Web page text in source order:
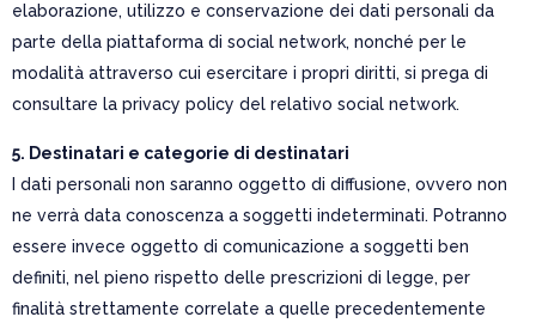
elaborazione, utilizzo e conservazione dei dati personali da
parte della piattaforma di social network, nonché per le
modalità attraverso cui esercitare i propri diritti, si prega di
consultare la privacy policy del relativo social network.
5. Destinatari e categorie di destinatari
I dati personali non saranno oggetto di diffusione, ovvero non
ne verrà data conoscenza a soggetti indeterminati. Potranno
essere invece oggetto di comunicazione a soggetti ben
definiti, nel pieno rispetto delle prescrizioni di legge, per
finalità strettamente correlate a quelle precedentemente